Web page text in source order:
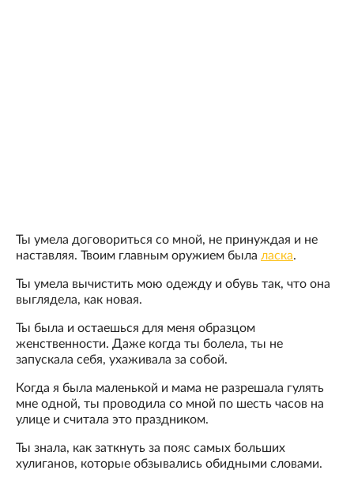
Ты умела договориться со мной, не принуждая и не
наставляя. Твоим главным оружием была ласка.
Ты умела вычистить мою одежду и обувь так, что она
выглядела, как новая.
Ты была и остаешься для меня образцом
женственности. Даже когда ты болела, ты не
запускала себя, ухаживала за собой.
Когда я была маленькой и мама не разрешала гулять
мне одной, ты проводила со мной по шесть часов на
улице и считала это праздником.
Ты знала, как заткнуть за пояс самых больших
хулиганов, которые обзывались обидными словами.